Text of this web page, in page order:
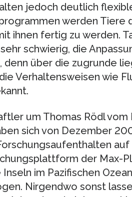
jedoch deutlich
werden Tiere
ihnen fertig zu werden.
schwierig, die
denn über die zugrunde
Verhaltensweisen wie
um Thomas Rödl
sich von Dezember
der Max-
im Pazifischen
Nirgendwo sonst